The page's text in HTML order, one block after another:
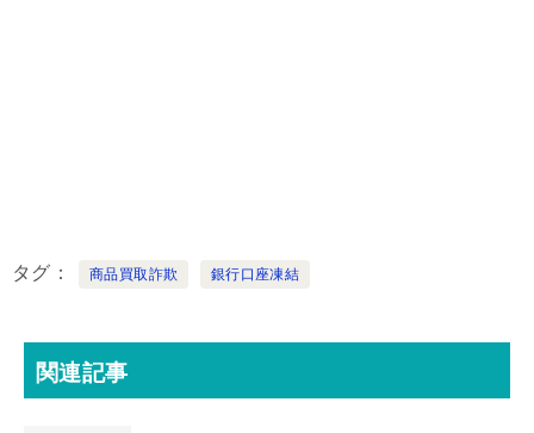
タグ 商品買取詐欺 銀行口座凍結
関連記事